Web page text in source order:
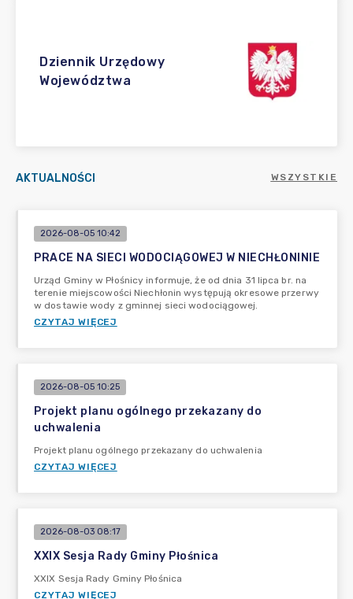
Dziennik Urzędowy
Województwa
AKTUALNOŚCI WSZYSTKIE
2026-08-05 10:42
PRACE NA SIECI WODOCIĄGOWEJ W NIECHŁONINIE
Urząd Gminy w Płośnicy informuje, że od dnia 31 lipca br. na
terenie miejscowości Niechłonin występują okresowe przerwy
w dostawie wody z gminnej sieci wodociągowej.
CZYTAJ WIĘCEJ
2026-08-05 10:25
Projekt planu ogólnego przekazany do
uchwalenia
Projekt planu ogólnego przekazany do uchwalenia
CZYTAJ WIĘCEJ
2026-08-03 08:17
XXIX Sesja Rady Gminy Płośnica
XXIX Sesja Rady Gminy Płośnica
CZYTAJ WIĘCEJ